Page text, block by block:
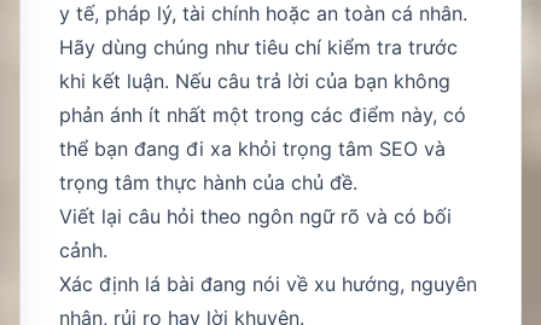
y tế, pháp lý, tài chính hoặc an toàn cá nhân.
Hãy dùng chúng như tiêu chí kiểm tra trước
khi kết luận. Nếu câu trả lời của bạn không
phản ánh ít nhất một trong các điểm này, có
thể bạn đang đi xa khỏi trọng tâm SEO và
trọng tâm thực hành của chủ đề.
Viết lại câu hỏi theo ngôn ngữ rõ và có bối
cảnh.
Xác định lá bài đang nói về xu hướng, nguyên
nhân, rủi ro hay lời khuyên.